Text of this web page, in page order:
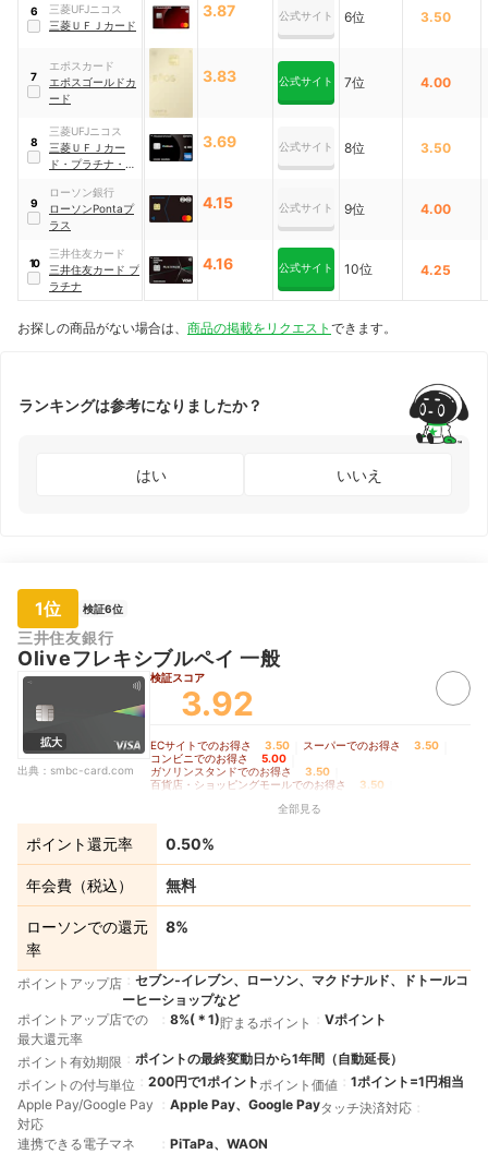
6
三菱UFJニコス
三菱ＵＦＪカード
3.87 公式サイト 6位 3.50
7
エポスカード
エポスゴールドカ
ード
3.83 公式サイト 7位 4.00
8
三菱UFJニコス
三菱ＵＦＪカー
ド・プラチナ・ア
プレス®・カード
3.69 公式サイト 8位 3.50
9
ローソン銀行
ローソンPontaプ
ラス
4.15 公式サイト 9位 4.00
10
三井住友カード
三井住友カード プ
ラチナ
4.16 公式サイト 10位 4.25
お探しの商品がない場合は、 商品の掲載をリクエスト できます。
ランキングは参考になりましたか？
はい いいえ
1位 検証6位
三井住友銀行
Oliveフレキシブルペイ 一般
拡大
出典： smbc-card.com
検証スコア
3.92
ECサイトでのお得さ 3.50 スーパーでのお得さ 3.50
コンビニでのお得さ 5.00
ガソリンスタンドでのお得さ 3.50
百貨店・ショッピングモールでのお得さ 3.50
3.50｜
ドラッグストアでのお得さ
公共料金支払いでのお得さ
クレカ積立でのお得さ
その他の店舗・サービスでのお得さ 3.50｜
ポイントの貯めやすさ
ポイントの使いやすさ
全部見る
ポイント還元率 0.50%
年会費（税込） 無料
ローソンでの還元
率
8%
ポイントアップ店
セブン‐イレブン、ローソン、マクドナルド、ドトールコ
ーヒーショップなど
ポイントアップ店での
最大還元率
8%(＊ 1)貯まるポイント Vポイント
ポイント有効期限
ポイントの最終変動日から1年間（自動延長）
ポイントの付与単位
200円で1ポイントポイント価値
1ポイント=1円相当
Apple Pay/Google Pay
対応
Apple Pay、Google Payタッチ決済対応
連携できる電子マネ
PiTaPa、WAON